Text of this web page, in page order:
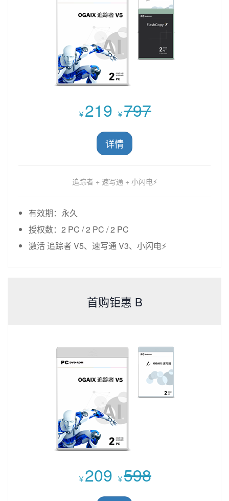
￥ 219 ￥797
详情
追踪者 + 速写通 + 小闪电⚡
有效期：永久
授权数：2 PC / 2 PC / 2 PC
激活 追踪者 V5、速写通 V3、小闪电⚡
首购钜惠 B
￥ 209 ￥598